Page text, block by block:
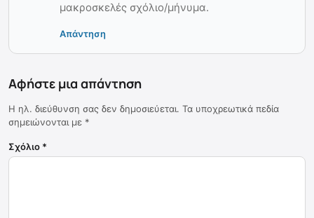
μακροσκελές σχόλιο/μήνυμα.
Απάντηση
Αφήστε μια απάντηση
Η ηλ. διεύθυνση σας δεν δημοσιεύεται. Τα υποχρεωτικά πεδία
σημειώνονται με *
Σχόλιο *